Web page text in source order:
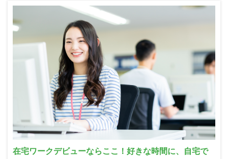
在宅ワークデビューならここ！好きな時間に、自宅で